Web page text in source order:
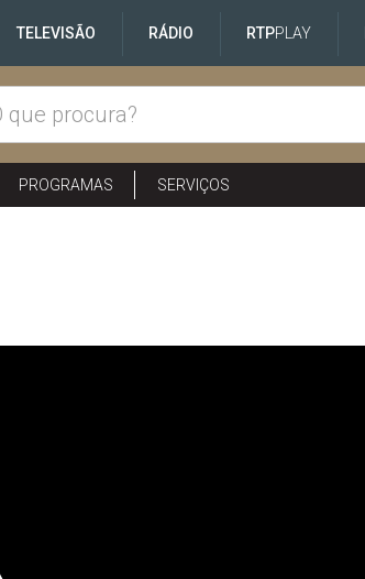
TELEVISÃO RÁDIO RTPPLAY
PROGRAMAS SERVIÇOS